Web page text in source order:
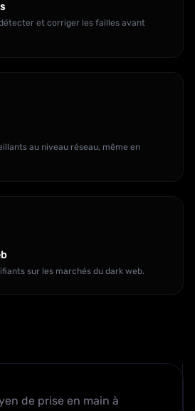
et corriger les failles avant
au niveau réseau, même en
sur les marchés du dark web.
de prise en main à